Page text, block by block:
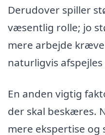
Derudover spiller
væsentlig rolle; jo
mere arbejde
naturligvis afspejles
En anden vigtig
der skal beskæres.
mere ekspertise